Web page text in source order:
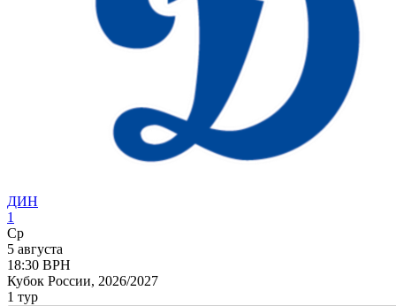
ДИН
1
Ср
5 августа
18:30 ВРН
Кубок России, 2026/2027
1 тур